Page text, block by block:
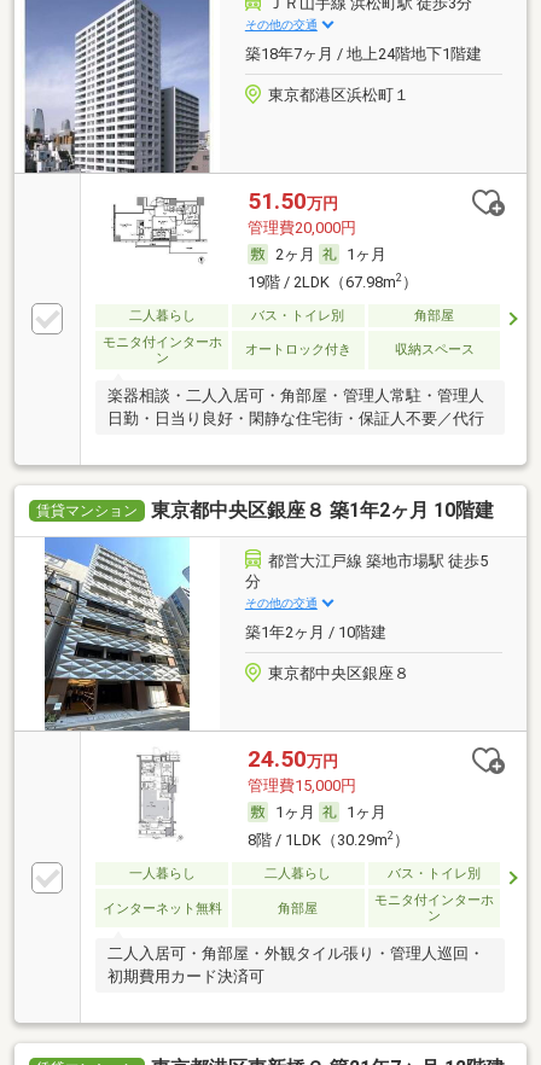
その他の交通
築18年7ヶ月 / 地上24階地下1階建
東京都港区浜松町１
51.50万円
管理費20,000円
2ヶ月
1ヶ月
19階 / 2LDK（67.98m2）
二人暮らし バス・トイレ別
角部屋
モニタ付インターホ
ン
オートロック付き 収納スペース
楽器相談・二人入居可・角部屋・管理人常駐・管理人
日勤・日当り良好・閑静な住宅街・保証人不要／代行
賃貸マンション 東京都中央区銀座８ 築1年2ヶ月 10階建
都営大江戸線 築地市場駅 徒歩5
分
その他の交通
築1年2ヶ月 / 10階建
東京都中央区銀座８
24.50万円
管理費15,000円
1ヶ月
1ヶ月
8階 / 1LDK（30.29m2）
一人暮らし 二人暮らし バス・トイレ別
インターネット無料 角部屋
モニタ付インターホ
ン
二人入居可・角部屋・外観タイル張り・管理人巡回・
初期費用カード決済可